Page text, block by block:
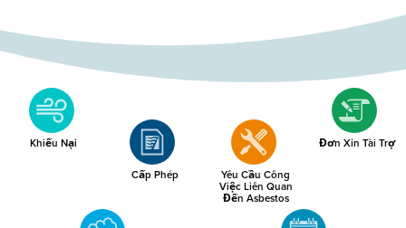
Khiếu Nại
Cấp Phép Yêu Cầu Công
Việc Liên Quan
Đến Asbestos
Đơn Xin Tài Trợ